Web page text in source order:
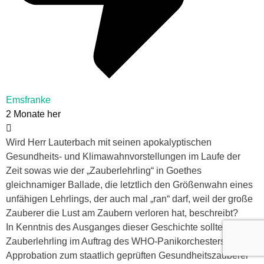
Emsfranke
2 Monate her
Wird Herr Lauterbach mit seinen apokalyptischen
Gesundheits- und Klimawahnvorstellungen im Laufe der
Zeit sowas wie der „Zauberlehrling“ in Goethes
gleichnamiger Ballade, die letztlich den Größenwahn eines
unfähigen Lehrlings, der auch mal „ran“ darf, weil der große
Zauberer die Lust am Zaubern verloren hat, beschreibt?
In Kenntnis des Ausganges dieser Geschichte sollte diesem
Zauberlehrling im Auftrag des WHO-Panikorchesters die
Approbation zum staatlich geprüften Gesundheitszauberer